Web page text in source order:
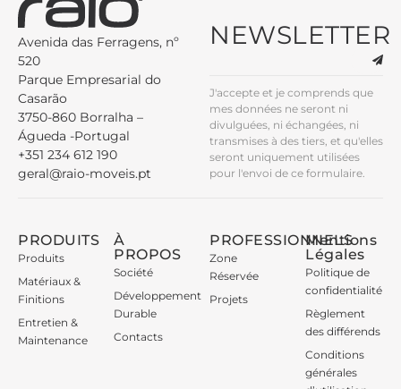
Avenida das Ferragens, nº
520
Parque Empresarial do
Casarão
3750-860 Borralha –
Águeda -Portugal
+351 234 612 190
geral@raio-moveis.pt
NEWSLETTER
J'accepte et je comprends que
mes données ne seront ni
divulguées, ni échangées, ni
transmises à des tiers, et qu'elles
seront uniquement utilisées
pour l'envoi de ce formulaire.
PRODUITS
Produits
Matériaux &
Finitions
Entretien &
Maintenance
À
PROPOS
Société
Développement
Durable
Contacts
PROFESSIONNELS
Zone
Réservée
Projets
Mentions
Légales
Politique de
confidentialité
Règlement
des différends
Conditions
générales